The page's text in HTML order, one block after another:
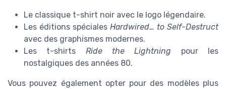
Le classique t-shirt noir avec le logo légendaire.
Les éditions spéciales Hardwired… to Self-Destruct
avec des graphismes modernes.
Les t-shirts Ride the Lightning pour les
nostalgiques des années 80.
Vous pouvez également opter pour des modèles plus